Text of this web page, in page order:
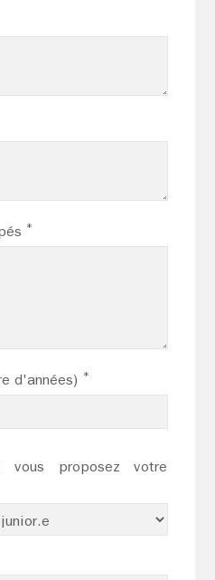
*
d'années) *
vous proposez votre